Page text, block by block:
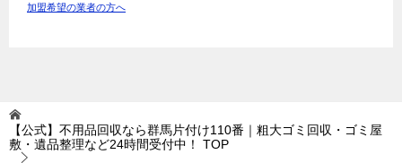
加盟希望の業者の方へ
【公式】不用品回収なら群馬片付け110番｜粗大ゴミ回収・ゴミ屋
敷・遺品整理など24時間受付中！
TOP